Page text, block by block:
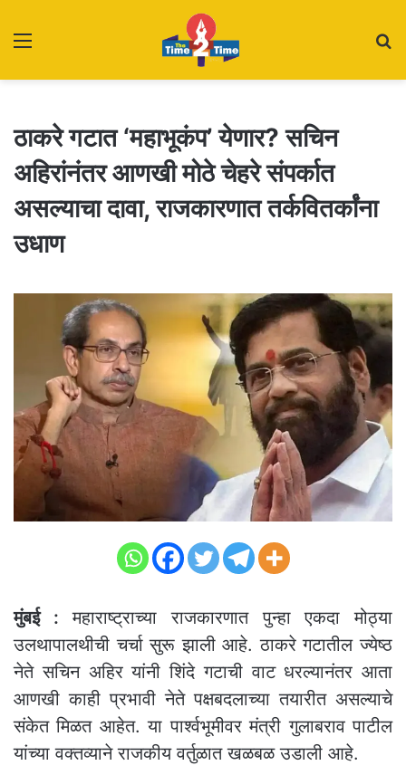
ठाकरे गटात ‘महाभूकंप’ येणार? सचिन
अहिरांनंतर आणखी मोठे चेहरे संपर्कात
असल्याचा दावा, राजकारणात तर्कवितर्कांना
उधाण
मुंबई : महाराष्ट्राच्या राजकारणात पुन्हा एकदा मोठ्या
उलथापालथीची चर्चा सुरू झाली आहे. ठाकरे गटातील ज्येष्ठ
नेते सचिन अहिर यांनी शिंदे गटाची वाट धरल्यानंतर आता
आणखी काही प्रभावी नेते पक्षबदलाच्या तयारीत असल्याचे
संकेत मिळत आहेत. या पार्श्वभूमीवर मंत्री गुलाबराव पाटील
यांच्या वक्तव्याने राजकीय वर्तुळात खळबळ उडाली आहे.